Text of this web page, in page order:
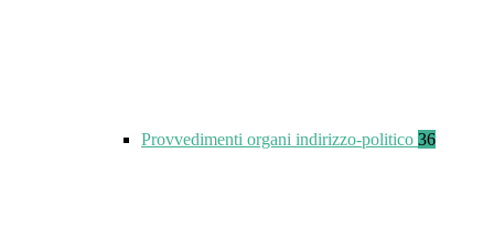
Provvedimenti organi indirizzo-politico 36